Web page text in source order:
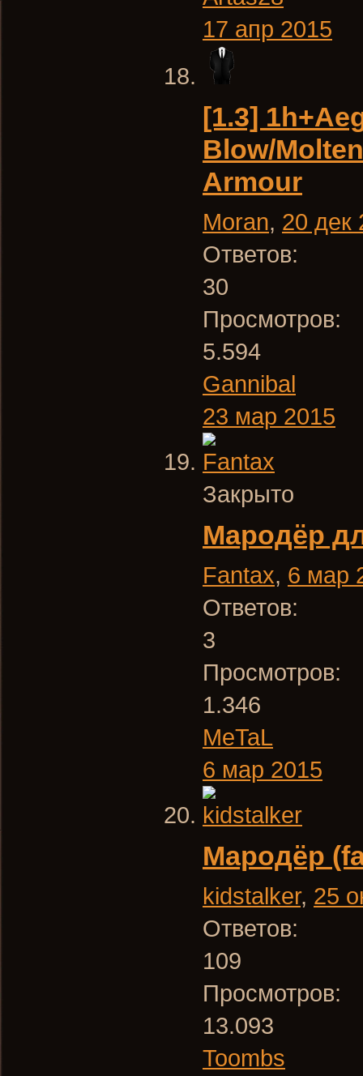
17 апр 2015
[1.3]
Blow/
Armour
Moran, 20 дек
Ответов:
30
Просмотров:
5.594
Gannibal
23 мар 2015
Закрыто
Мародёр
Fantax, 6 мар
Ответов:
3
Просмотров:
1.346
MeTaL
6 мар 2015
Мародёр
kidstalker, 25
Ответов:
109
Просмотров:
13.093
Toombs